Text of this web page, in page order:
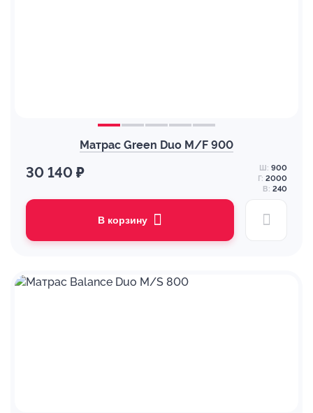
Матрас Green Duo M/F 900
30 140 ₽ Ш: 900
Г: 2000
В: 240
В корзину